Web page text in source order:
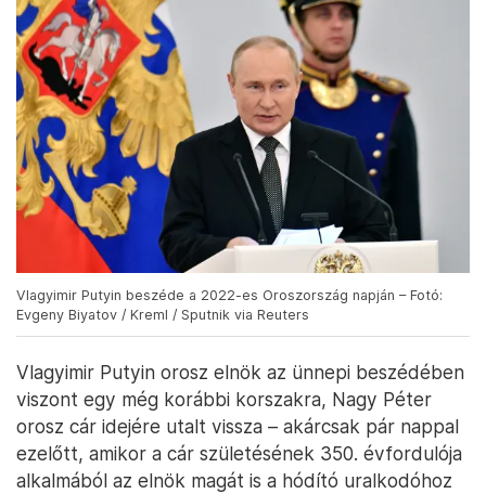
Vlagyimir Putyin beszéde a 2022-es Oroszország napján – Fotó:
Evgeny Biyatov / Kreml / Sputnik via Reuters
Vlagyimir Putyin orosz elnök az ünnepi beszédében
viszont egy még korábbi korszakra, Nagy Péter
orosz cár idejére utalt vissza – akárcsak pár nappal
ezelőtt, amikor a cár születésének 350. évfordulója
alkalmából az elnök magát is a hódító uralkodóhoz